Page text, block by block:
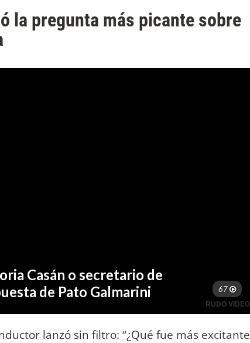
la pregunta más picante sobre
lanzó sin filtro: “¿Qué fue más excitante